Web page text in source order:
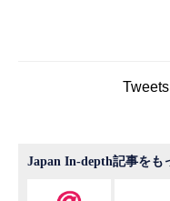
Japan In-depth記事をも